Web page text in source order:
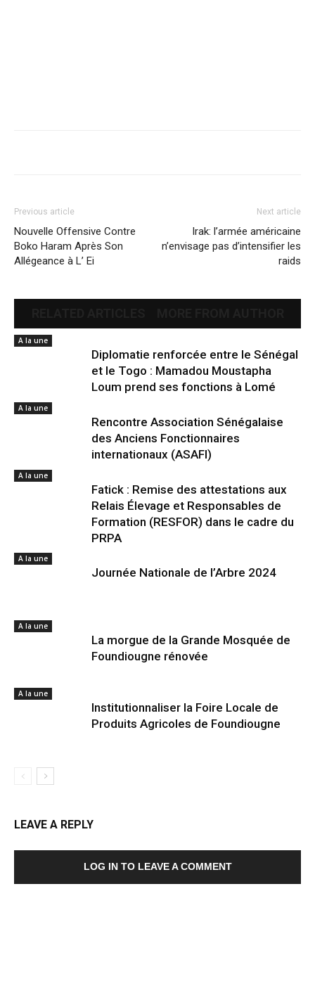
Previous article
Nouvelle Offensive Contre
Boko Haram Après Son
Allégeance à L’ Ei
Next article
Irak: l’armée américaine
n’envisage pas d’intensifier les
raids
A la une
Diplomatie renforcée entre le Sénégal
et le Togo : Mamadou Moustapha
Loum prend ses fonctions à Lomé
A la une
Rencontre Association Sénégalaise
des Anciens Fonctionnaires
internationaux (ASAFI)
A la une
Fatick : Remise des attestations aux
Relais Élevage et Responsables de
Formation (RESFOR) dans le cadre du
PRPA
A la une
Journée Nationale de l’Arbre 2024
A la une
La morgue de la Grande Mosquée de
Foundiougne rénovée
A la une
Institutionnaliser la Foire Locale de
Produits Agricoles de Foundiougne
LEAVE A REPLY
LOG IN TO LEAVE A COMMENT